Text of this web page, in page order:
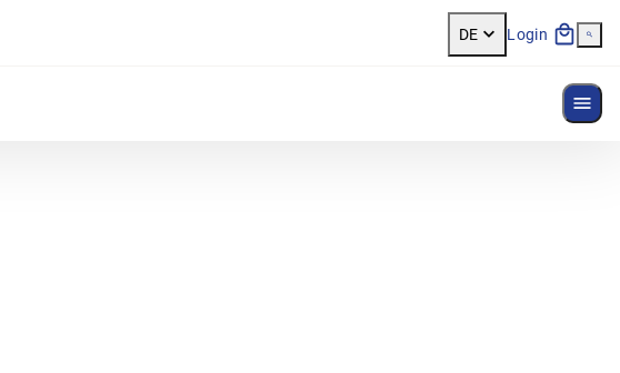
DE Login